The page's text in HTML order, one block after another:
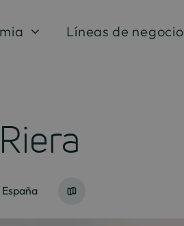
Líneas de negocio